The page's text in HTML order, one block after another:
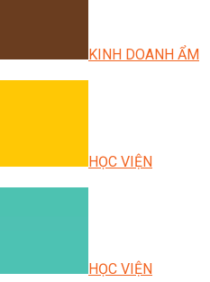
KINH DOANH ẨM
HỌC VIỆN
HỌC VIỆN